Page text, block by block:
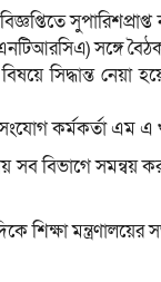
সঙ্গে
সিদ্ধান্ত
সংযোগ কর্মকর্তা এম
সব বিভাগে সমন্বয়
শিক্ষা মন্ত্রণালয়ের